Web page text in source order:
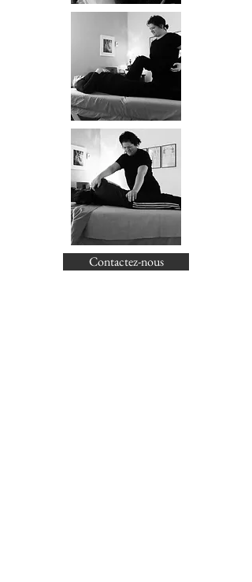
Contactez-nous